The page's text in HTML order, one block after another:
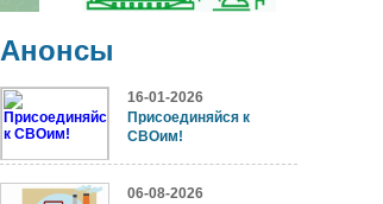
Анонсы
16-01-2026
Присоединяйся к
СВОим!
06-08-2026